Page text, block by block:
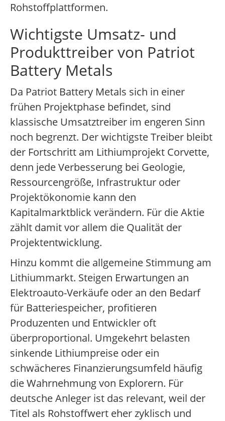
Rohstoffplattformen.
Wichtigste Umsatz- und
Produkttreiber von Patriot
Battery Metals
Da Patriot Battery Metals sich in einer
frühen Projektphase befindet, sind
klassische Umsatztreiber im engeren Sinn
noch begrenzt. Der wichtigste Treiber bleibt
der Fortschritt am Lithiumprojekt Corvette,
denn jede Verbesserung bei Geologie,
Ressourcengröße, Infrastruktur oder
Projektökonomie kann den
Kapitalmarktblick verändern. Für die Aktie
zählt damit vor allem die Qualität der
Projektentwicklung.
Hinzu kommt die allgemeine Stimmung am
Lithiummarkt. Steigen Erwartungen an
Elektroauto-Verkäufe oder an den Bedarf
für Batteriespeicher, profitieren
Produzenten und Entwickler oft
überproportional. Umgekehrt belasten
sinkende Lithiumpreise oder ein
schwächeres Finanzierungsumfeld häufig
die Wahrnehmung von Explorern. Für
deutsche Anleger ist das relevant, weil der
Titel als Rohstoffwert eher zyklisch und